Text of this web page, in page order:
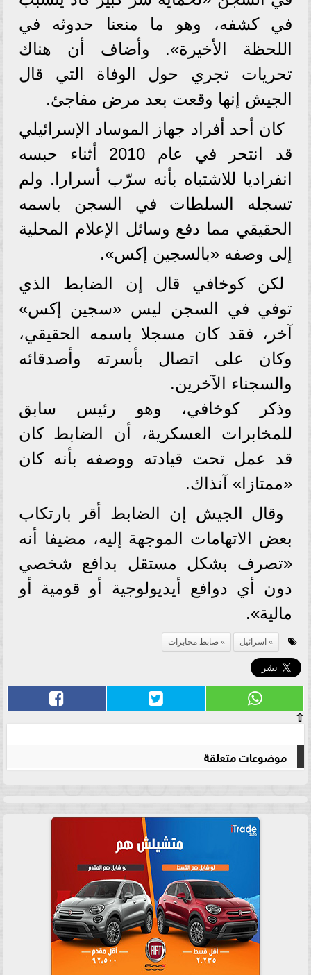
في كشفه، وهو ما منعنا حدوثه في
اللحظة الأخيرة». وأضاف أن هناك
تحريات تجري حول الوفاة التي قال
الجيش إنها وقعت بعد مرض مفاجئ.
كان أحد أفراد جهاز الموساد الإسرائيلي
قد انتحر في عام 2010 أثناء حبسه
انفراديا للاشتباه بأنه سرّب أسرارا. ولم
تسجله السلطات في السجن باسمه
الحقيقي مما دفع وسائل الإعلام المحلية
إلى وصفه «بالسجين إكس».
لكن كوخافي قال إن الضابط الذي
توفي في السجن ليس «سجين إكس»
آخر، فقد كان مسجلا باسمه الحقيقي،
وكان على اتصال بأسرته وأصدقائه
والسجناء الآخرين.
وذكر كوخافي، وهو رئيس سابق
للمخابرات العسكرية، أن الضابط كان
قد عمل تحت قيادته ووصفه بأنه كان
«ممتازا» آنذاك.
وقال الجيش إن الضابط أقر بارتكاب
بعض الاتهامات الموجهة إليه، مضيفا أنه
«تصرف بشكل مستقل بدافع شخصي
دون أي دوافع أيديولوجية أو قومية أو
مالية».
اسرائيل ضابط مخابرات
⇧
موضوعات متعلقة